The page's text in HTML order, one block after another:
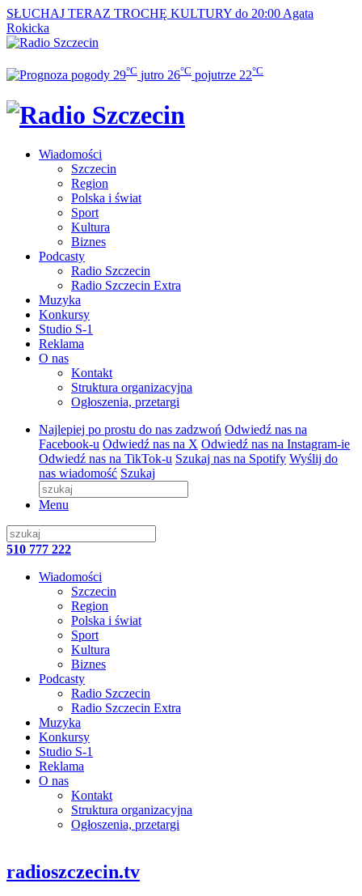
SŁUCHAJ TERAZ TROCHĘ KULTURY do 20:00 Agata
Rokicka
29°C jutro 26°C pojutrze 22°C
Wiadomości
Szczecin
Region
Polska i świat
Sport
Kultura
Biznes
Podcasty
Radio Szczecin
Radio Szczecin Extra
Muzyka
Konkursy
Studio S-1
Reklama
O nas
Kontakt
Struktura organizacyjna
Ogłoszenia, przetargi
Najlepiej po prostu do nas zadzwoń Odwiedź nas na
Facebook-u Odwiedź nas na X Odwiedź nas na Instagram-ie
Odwiedź nas na TikTok-u Szukaj nas na Spotify Wyślij do
nas wiadomość Szukaj
Menu
510 777 222
Wiadomości
Szczecin
Region
Polska i świat
Sport
Kultura
Biznes
Podcasty
Radio Szczecin
Radio Szczecin Extra
Muzyka
Konkursy
Studio S-1
Reklama
O nas
Kontakt
Struktura organizacyjna
Ogłoszenia, przetargi
radioszczecin.tv